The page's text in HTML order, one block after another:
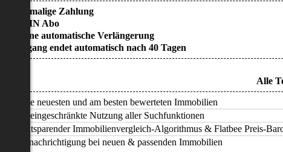
• Einmalige Zahlung
• KEIN Abo
• Keine automatische Verlängerung
• Zugang endet automatisch nach 40 Tagen
Alle
Alle neuesten und am besten bewerteten Immobilien
Uneingeschränkte Nutzung aller Suchfunktionen
Zeitsparender Immobilienvergleich-Algorithmus & Flatbee Preis-
Benachrichtigung bei neuen & passenden Immobilien